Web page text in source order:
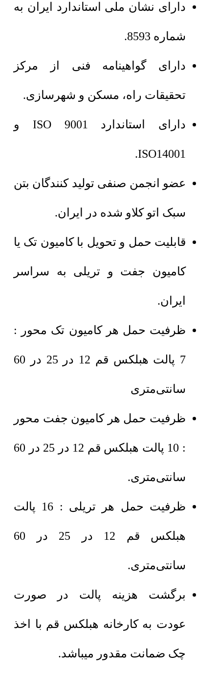
دارای نشان ملی استاندارد ایران به
شماره 8593.
دارای گواهینامه فنی از مرکز
تحقیقات راه، مسکن و شهرسازی.
دارای استاندارد ISO 9001 و
ISO14001.
عضو انجمن صنفی تولید کنندگان بتن
سبک اتو کلاو شده در ایران.
قابلیت حمل و تحویل با کامیون تک یا
کامیون جفت و تریلی به سراسر
ایران.
ظرفیت حمل هر کامیون تک محور :
7 پالت هبلکس قم 12 در 25 در 60
سانتی‌متری
ظرفیت حمل هر کامیون جفت محور
: 10 پالت هبلکس قم 12 در 25 در 60
سانتی‌متری.
ظرفیت حمل هر تریلی : 16 پالت
هبلکس قم 12 در 25 در 60
سانتی‌متری.
برگشت هزینه پالت در صورت
عودت به کارخانه هبلکس قم با اخذ
چک ضمانت مقدور میباشد.